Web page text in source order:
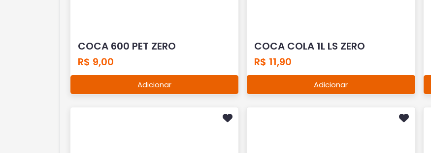
COCA 600 PET ZERO
R$ 9,00
Adicionar
COCA COLA 1L LS ZERO
R$ 11,90
Adicionar